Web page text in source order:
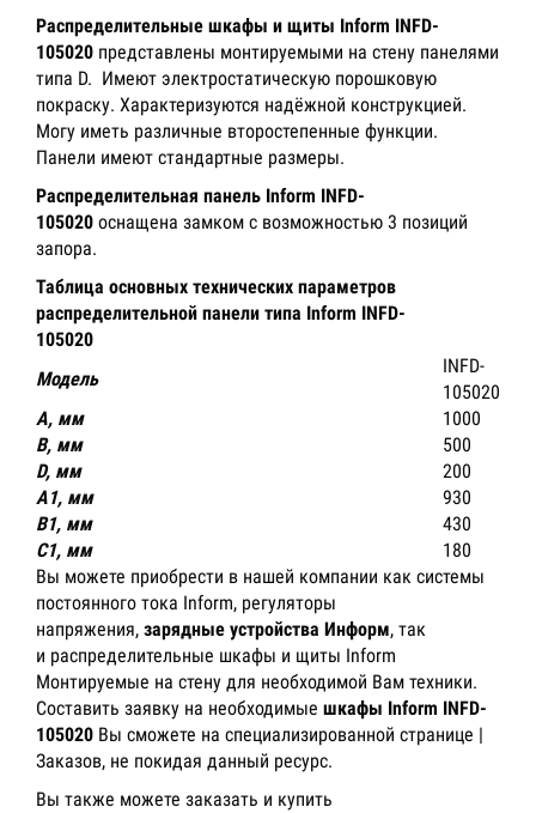
Распределительные шкафы и щиты Inform INFD-
105020 представлены монтируемыми на стену панелями
типа D. Имеют электростатическую порошковую
покраску. Характеризуются надёжной конструкцией.
Могу иметь различные второстепенные функции.
Панели имеют стандартные размеры.
Распределительная панель Inform INFD-
105020 оснащена замком с возможностью 3 позиций
запора.
Таблица основных технических параметров
распределительной панели типа Inform INFD-
105020
Модель
INFD-
105020
A, мм
1000
В, мм
500
D, мм
200
A1, мм
930
B1, мм
430
C1, мм
180
Вы можете приобрести в нашей компании как системы
постоянного тока Inform, регуляторы
напряжения, зарядные устройства Информ, так
и распределительные шкафы и щиты Inform
Монтируемые на стену для необходимой Вам техники.
Составить заявку на необходимые шкафы Inform INFD-
105020 Вы сможете на специализированной странице |
Заказов, не покидая данный ресурс.
Вы также можете заказать и купить